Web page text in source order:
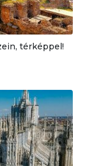
térképpel!